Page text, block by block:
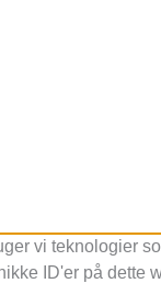
vi teknologier
ID'er på dette